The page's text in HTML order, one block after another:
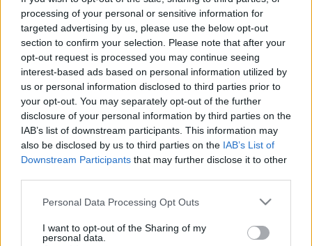
processing of your personal or sensitive information for
targeted advertising by us, please use the below opt-out
section to confirm your selection. Please note that after your
opt-out request is processed you may continue seeing
interest-based ads based on personal information utilized by
us or personal information disclosed to third parties prior to
your opt-out. You may separately opt-out of the further
disclosure of your personal information by third parties on the
IAB’s list of downstream participants. This information may
also be disclosed by us to third parties on the IAB’s List of
Downstream Participants that may further disclose it to other
Please note that this website/app uses one or more Google
not limited to your visit or usage behaviour. You may click to
grant or deny consent to Google and its third-party tags to
Personal Data Processing Opt Outs
I want to opt-out of the Sharing of my
personal data.
PARKFENNTARTÁSI-MUTYI KAPCSÁN
2026. június. 05. 10:55
Szerinte Pintér Bence inkább azzal foglalkozzon, hogy Szakács
András tudhatott-e a korrupciós hálózatról. Ő addig is mossa
kezeit, és áll bármilyen vizsgálat elé.
FEKETE DÁVID NEM TUDTA, HOGY KECSKÉS
CORDULA A GYŐR+-NÁL IS DOLGOZOTT
2026. május. 28. 16:03
Kohán Mátyás szerződéséről szerinte Dézsit kellene kérdezni -
nagyjából ennyi jutott eszébe a csődbe ment médiavállalatról.
MÁR EGY “SAJNÁLOMRA” SEM FUTOTTA
2026. május. 21. 14:36
Dézsi Csaba András, Fekete Dávid és Kecskés Cordula hallgatása